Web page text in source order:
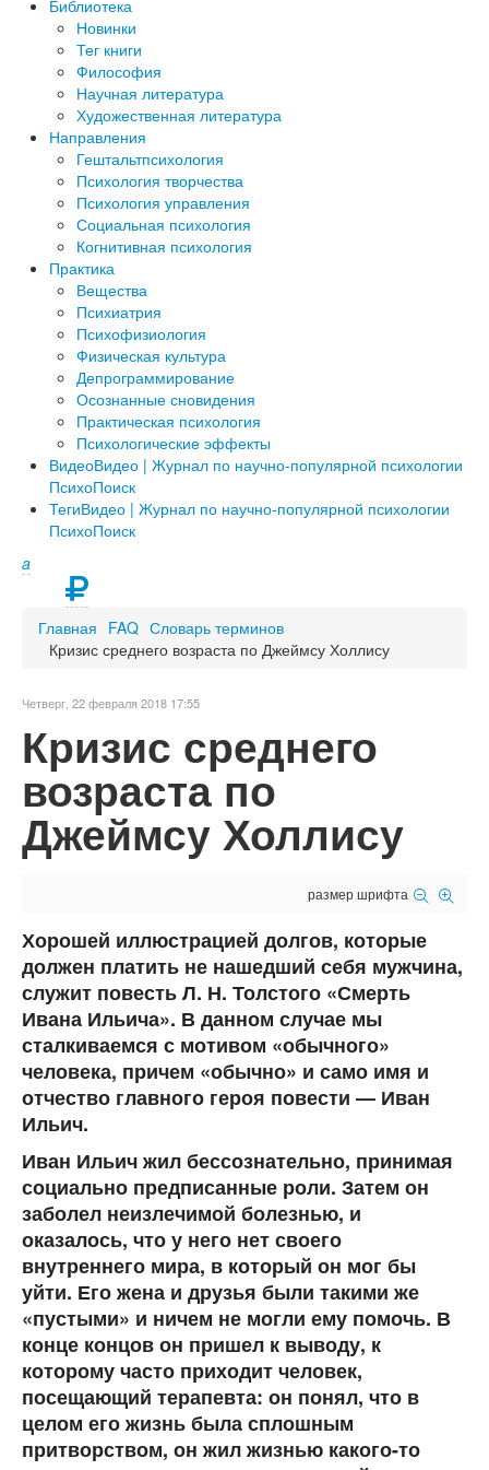
Библиотека
Новинки
Тег книги
Философия
Научная литература
Художественная литература
Направления
Гештальтпсихология
Психология творчества
Психология управления
Социальная психология
Когнитивная психология
Практика
Вещества
Психиатрия
Психофизиология
Физическая культура
Депрограммирование
Осознанные сновидения
Практическая психология
Психологические эффекты
ВидеоВидео | Журнал по научно-популярной психологии
ПсихоПоиск
ТегиВидео | Журнал по научно-популярной психологии
ПсихоПоиск
a
Главная FAQ Словарь терминов
Кризис среднего возраста по Джеймсу Холлису
Четверг, 22 февраля 2018 17:55
Кризис среднего
возраста по
Джеймсу Холлису
размер шрифта
Хорошей иллюстрацией долгов, которые
должен платить не нашедший себя мужчина,
служит повесть Л. Н. Толстого «Смерть
Ивана Ильича». В данном случае мы
сталкиваемся с мотивом «обычного»
человека, причем «обычно» и само имя и
отчество главного героя повести — Иван
Ильич.
Иван Ильич жил бессознательно, принимая
социально предписанные роли. Затем он
заболел неизлечимой болезнью, и
оказалось, что у него нет своего
внутреннего мира, в который он мог бы
уйти. Его жена и друзья были такими же
«пустыми» и ничем не могли ему помочь. В
конце концов он пришел к выводу, к
которому часто приходит человек,
посещающий терапевта: он понял, что в
целом его жизнь была сплошным
притворством, он жил жизнью какого-то